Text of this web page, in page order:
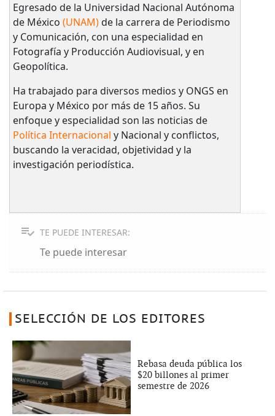
Egresado de la Universidad Nacional Autónoma
de México (UNAM)de la carrera de Periodismo
y Comunicación, con una especialidad en
Fotografía y Producción Audiovisual, y en
Geopolítica.
Ha trabajado para diversos medios y ONGS en
Europa y México por más de 15 años. Su
enfoque y especialidad son las noticias de
Política Internacional y Nacional y conflictos,
buscando la veracidad, objetividad y la
investigación periodística.
TE PUEDE INTERESAR:
Te puede interesar
SELECCIÓN DE LOS EDITORES
Rebasa deuda pública los
$20 billones al primer
semestre de 2026